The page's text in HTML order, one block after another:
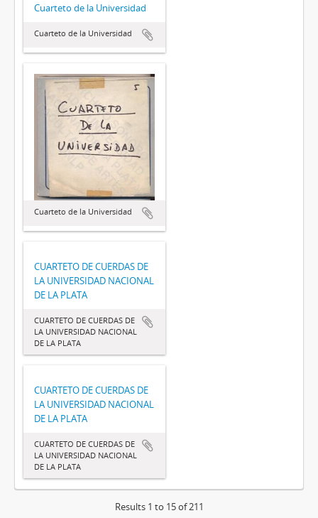
Cuarteto de la Universidad
Cuarteto de la Universidad
Cuarteto de la Universidad
CUARTETO DE CUERDAS DE
LA UNIVERSIDAD NACIONAL
DE LA PLATA
CUARTETO DE CUERDAS DE
LA UNIVERSIDAD NACIONAL
DE LA PLATA
CUARTETO DE CUERDAS DE
LA UNIVERSIDAD NACIONAL
DE LA PLATA
CUARTETO DE CUERDAS DE
LA UNIVERSIDAD NACIONAL
DE LA PLATA
Results 1 to 15 of 211